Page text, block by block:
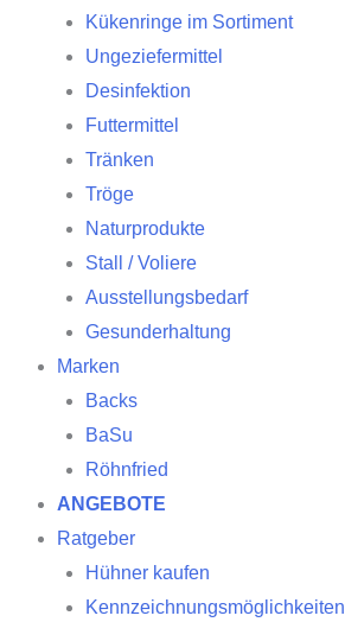
Kükenringe im Sortiment
Ungeziefermittel
Desinfektion
Futtermittel
Tränken
Tröge
Naturprodukte
Stall / Voliere
Ausstellungsbedarf
Gesunderhaltung
Marken
Backs
BaSu
Röhnfried
ANGEBOTE
Ratgeber
Hühner kaufen
Kennzeichnungsmöglichkeiten